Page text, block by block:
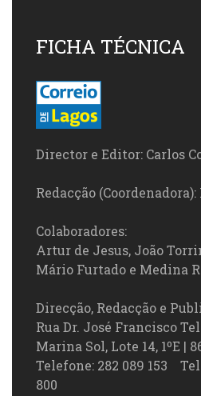
FICHA TÉCNICA
Director e Editor: Carlos
Redacção
Colaboradores:
Artur de Jesus, João
Mário Furtado e Medina
Direcção, Redacção e
Rua Dr. José Francisco
Marina Sol, Lote 14, 1ºE |
Telefone: 282 089 153
800